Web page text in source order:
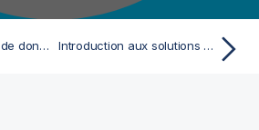
Support des bases de données pour le CDC Introduction aux solutions Big Data de Talend